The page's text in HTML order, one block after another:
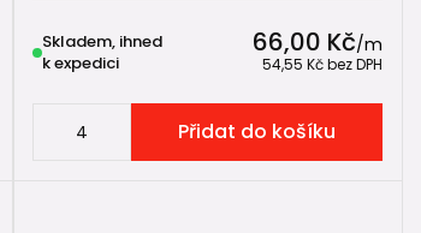
66,00 Kč/m
54,55 Kčbez DPH
Skladem, ihned
k expedici
Přidat do košíku